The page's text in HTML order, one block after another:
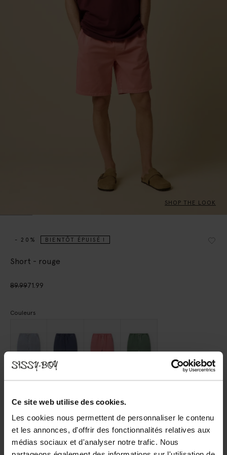
Ce site web utilise des cookies.
Les cookies nous permettent de personnaliser le contenu
et les annonces, d'offrir des fonctionnalités relatives aux
médias sociaux et d'analyser notre trafic. Nous
SHOP THE LOOK
- 20% BIENTÔT ÉPUISÉ !
Short - rouge
89.9971.99
Couleurs
XL
AJOUTER AU PANIER